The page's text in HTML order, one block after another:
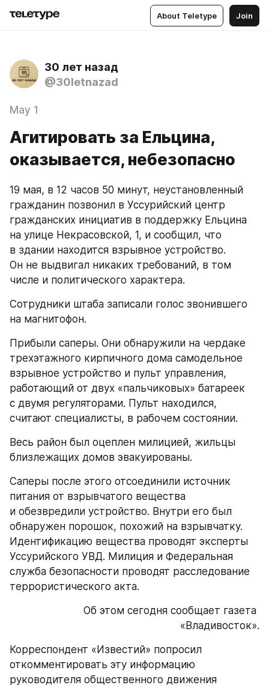
About Teletype Join
30 лет назад
@30letnazad
May 1
Агитировать за Ельцина,
оказывается, небезопасно
19 мая, в 12 часов 50 минут, неустановленный
гражданин позвонил в Уссурийский центр
гражданских инициатив в поддержку Ельцина
на улице Некрасовской, 1, и сообщил, что
в здании находится взрывное устройство.
Он не выдвигал никаких требований, в том
числе и политического характера.
Сотрудники штаба записали голос звонившего
на магнитофон.
Прибыли саперы. Они обнаружили на чердаке
трехэтажного кирпичного дома самодельное
взрывное устройство и пульт управления,
работающий от двух «пальчиковых» батареек
с двумя регуляторами. Пульт находился,
считают специалисты, в рабочем состоянии.
Весь район был оцеплен милицией, жильцы
близлежащих домов эвакуированы.
Саперы после этого отсоединили источник
питания от взрывчатого вещества
и обезвредили устройство. Внутри его был
обнаружен порошок, похожий на взрывчатку.
Идентификацию вещества проводят эксперты
Уссурийского УВД. Милиция и Федеральная
служба безопасности проводят расследование
террористического акта.
Об этом сегодня сообщает газета
«Владивосток».
Корреспондент «Известий» попросил
откомментировать эту информацию
руководителя общественного движения